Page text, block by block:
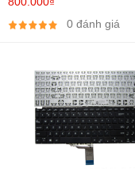
0 đánh giá